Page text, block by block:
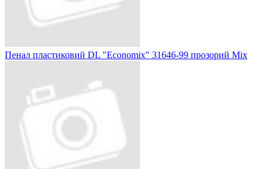
Пенал пластиковий DL "Economix" 31646-99 прозорий Mix